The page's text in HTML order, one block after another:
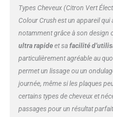
Types Cheveux (Citron Vert
Colour Crush est un appareil qui
notamment grâce à son design
ultra rapideet safacilité
particulièrement agréable au
permet un lissage ou un
journée, même si les plaques
certains types de cheveux et
passages pour un résultat